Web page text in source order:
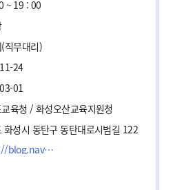
~ 19 : 00
직무대리)
24
01
육청 / 화성오산교육지원청
화성시 동탄구 동탄대로시범길 122
https://blog.naver.com/kkumdream8100